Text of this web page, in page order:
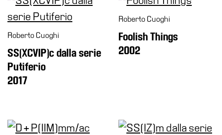
Roberto Cuoghi
SS(XCVIP)c dalla serie
Putiferio
2017
Roberto Cuoghi
Foolish Things
2002